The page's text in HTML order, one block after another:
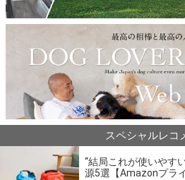
スペシャルレコ
“結局これが使いやす
源5選【Amazonプラ